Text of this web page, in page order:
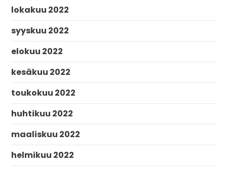
lokakuu 2022
syyskuu 2022
elokuu 2022
kesäkuu 2022
toukokuu 2022
huhtikuu 2022
maaliskuu 2022
helmikuu 2022